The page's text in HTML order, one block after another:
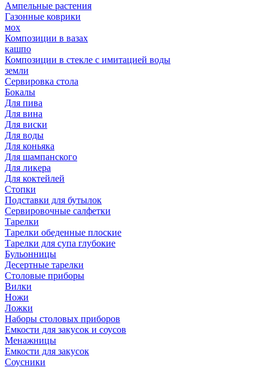
Ампельные растения
Газонные коврики
мох
Композиции в вазах
кашпо
Композиции в стекле с имитацией воды
земли
Сервировка стола
Бокалы
Для пива
Для вина
Для виски
Для воды
Для коньяка
Для шампанского
Для ликера
Для коктейлей
Стопки
Подставки для бутылок
Сервировочные салфетки
Тарелки
Тарелки обеденные плоские
Тарелки для супа глубокие
Бульонницы
Десертные тарелки
Столовые приборы
Вилки
Ножи
Ложки
Наборы столовых приборов
Емкости для закусок и соусов
Менажницы
Емкости для закусок
Соусники